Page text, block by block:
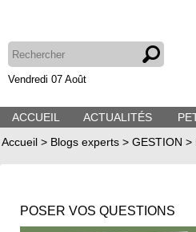
Vendredi 07 Août
ACCUEIL ACTUALITÉS
Accueil > Blogs experts > GESTION >
POSER VOS QUESTIONS